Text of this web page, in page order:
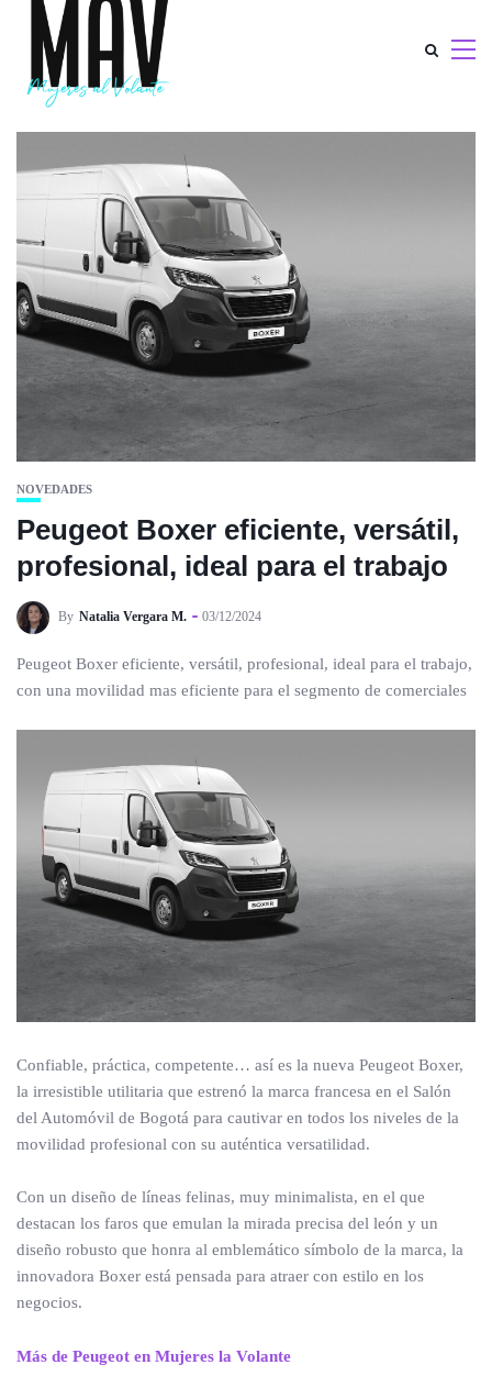
NOVEDADES
Peugeot Boxer eficiente, versátil,
profesional, ideal para el trabajo
By Natalia Vergara M. 03/12/2024
Peugeot Boxer eficiente, versátil, profesional, ideal para el trabajo,
con una movilidad mas eficiente para el segmento de comerciales
Confiable, práctica, competente… así es la nueva Peugeot Boxer,
la irresistible utilitaria que estrenó la marca francesa en el Salón
del Automóvil de Bogotá para cautivar en todos los niveles de la
movilidad profesional con su auténtica versatilidad.
Con un diseño de líneas felinas, muy minimalista, en el que
destacan los faros que emulan la mirada precisa del león y un
diseño robusto que honra al emblemático símbolo de la marca, la
innovadora Boxer está pensada para atraer con estilo en los
negocios.
Más de Peugeot en Mujeres la Volante